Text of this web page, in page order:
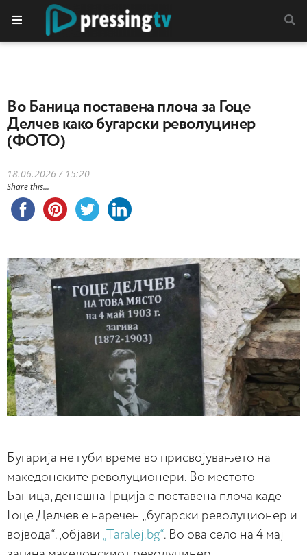
Во Баница поставена плоча за Гоце
Делчев како бугарски револуцинер
(ФОТО)
18.06.2026 / 15:20
Share this...
Бугарија не губи време во присвојувањето на
македонските револуционери. Во местото
Баница, денешна Грција е поставена плоча каде
Гоце Делчев е наречен „бугарски револуционер и
војвода“.,објави
„Тaralej.bg“. Во ова село на 4 мај